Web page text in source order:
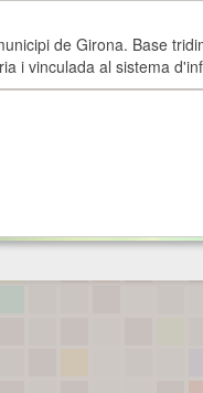
de Girona. Base
i vinculada al sistema